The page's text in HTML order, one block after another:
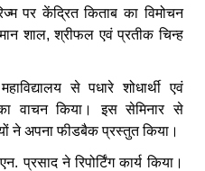
पर केंद्रित किताब का विमोचन
शाल, श्रीफल एवं प्रतीक चिन्ह
से पधारे शोधार्थी एवं
वाचन किया। इस सेमिनार से
ने अपना फीडबैक प्रस्तुत किया।
ने रिपोर्टिंग कार्य किया।